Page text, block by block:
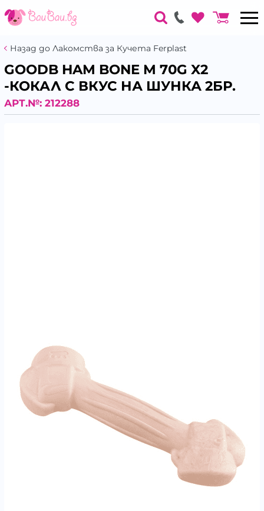
Назад до Лакомства за Кучета Ferplast
GOODB HAM BONE M 70G X2
-КОКАЛ С ВКУС НА ШУНКА 2БР.
АРТ.№: 212288